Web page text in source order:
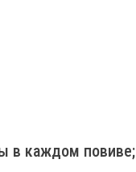
в каждом повиве;